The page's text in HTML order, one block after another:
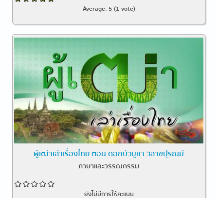
Average: 5 (1 vote)
ผู้เฒ่าเล่าเรื่องไทย ตอน ดอกบัวบูชา วิสาขปุรณมี
ภาษาและวรรณกรรม
ยังไม่มีการให้คะแนน